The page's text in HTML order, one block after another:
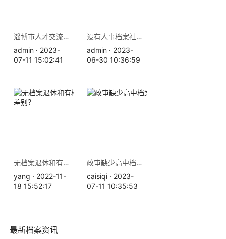
淄博市人才交流中心地址 档案查询补办
admin · 2023-
07-11 15:02:41
没有人事档案社保就白交了吗？办理退休需要档案吗
admin · 2023-
06-30 10:36:59
无档案退休和有档案退休的差别？
yang · 2022-11-
18 15:52:17
政审缺少高中档案怎么办
caisiqi · 2023-
07-11 10:35:53
最新档案资讯